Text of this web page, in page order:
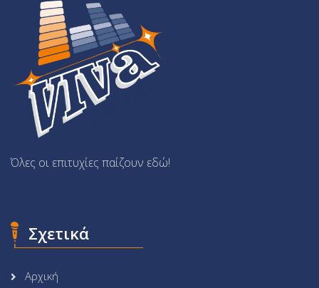
Όλες οι επιτυχίες παίζουν εδώ!
Σχετικά
Αρχική